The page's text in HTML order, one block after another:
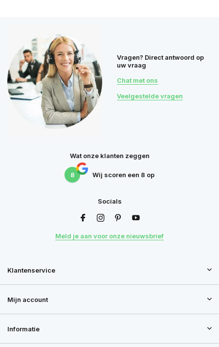
Vragen? Direct antwoord op
uw vraag
Chat met ons
Veelgestelde vragen
Wat onze klanten zeggen
8 Wij scoren een 8 op
Socials
Meld je aan voor onze nieuwsbrief
Klantenservice
Mijn account
Informatie